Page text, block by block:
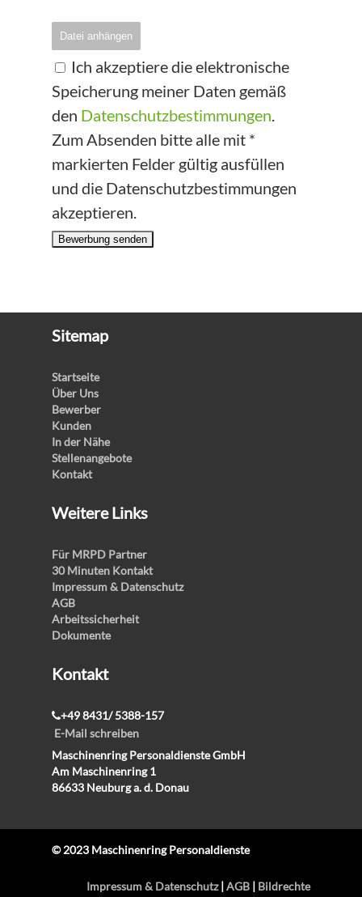
Datei anhängen
Ich akzeptiere die elektronische
Speicherung meiner Daten gemäß
den Datenschutzbestimmungen.
Zum Absenden bitte alle mit *
markierten Felder gültig ausfüllen
und die Datenschutzbestimmungen
akzeptieren.
Bewerbung senden
Sitemap
Startseite
Über Uns
Bewerber
Kunden
In der Nähe
Stellenangebote
Kontakt
Weitere Links
Für MRPD Partner
30 Minuten Kontakt
Impressum & Datenschutz
AGB
Arbeitssicherheit
Dokumente
Kontakt
+49 8431/ 5388-157
E-Mail schreiben
Maschinenring Personaldienste GmbH
Am Maschinenring 1
86633 Neuburg a. d. Donau
© 2023 Maschinenring Personaldienste
Impressum & Datenschutz| AGB | Bildrechte